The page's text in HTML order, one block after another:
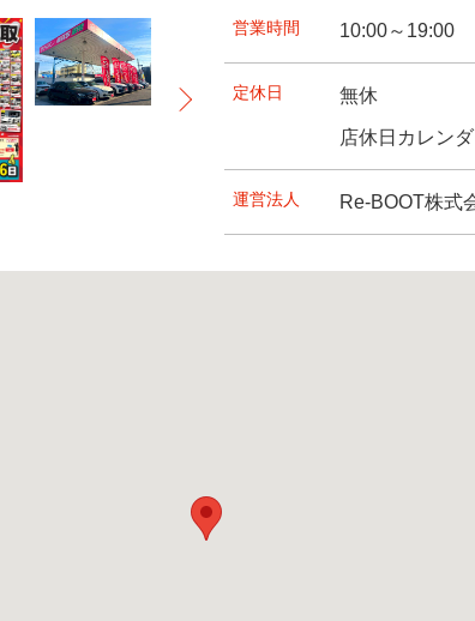
営業時間 10:00～19:00
定休日 無休
店休日カレン
運営法人 Re-BOOT株式